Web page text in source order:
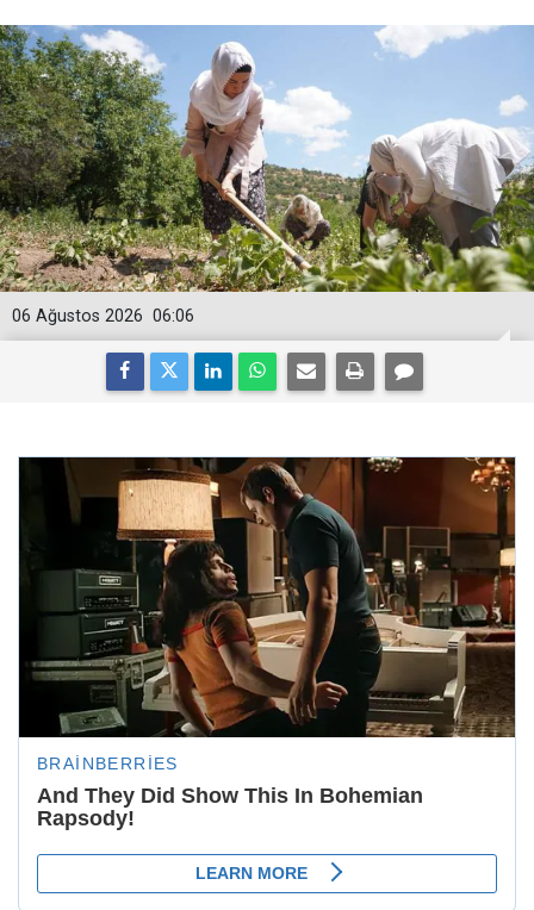
06:06
06 Ağustos 2026